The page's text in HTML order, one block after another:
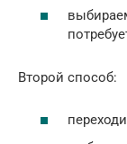
Второй способ: